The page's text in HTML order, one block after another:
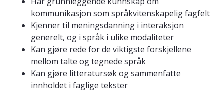
kommunikasjon som språkvitenskapelig fagfelt
Kjenner til meningsdanning i interaksjon
generelt, og i språk i ulike modaliteter
Kan gjøre rede for de viktigste forskjellene
mellom talte og tegnede språk
Kan gjøre litteratursøk og sammenfatte
innholdet i faglige tekster